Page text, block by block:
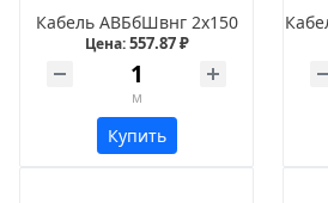
Кабель АВБбШвнг 2х150
Цена:557.87 ₽
м
Купить